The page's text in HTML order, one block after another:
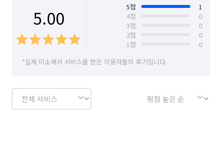
경기 부천시 원미구
경기 부천시 오정구
5.00 5점
1
4점
0
3점
0
2점
0
1점
0
*실제 미소에서 서비스를 받은 이용자들의 후기입니다.